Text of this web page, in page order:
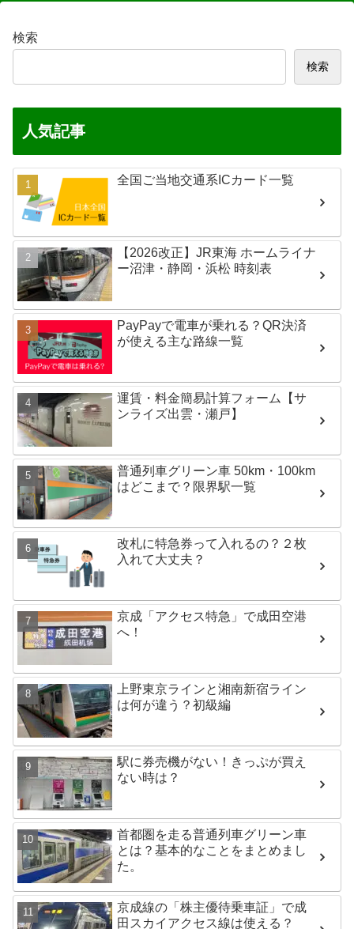
検索
検索
人気記事
全国ご当地交通系ICカード一覧
【2026改正】JR東海 ホームライナ
ー沼津・静岡・浜松 時刻表
PayPayで電車が乗れる？QR決済
が使える主な路線一覧
運賃・料金簡易計算フォーム【サ
ンライズ出雲・瀬戸】
普通列車グリーン車 50km・100km
はどこまで？限界駅一覧
改札に特急券って入れるの？２枚
入れて大丈夫？
京成「アクセス特急」で成田空港
へ！
上野東京ラインと湘南新宿ライン
は何が違う？初級編
駅に券売機がない！きっぷが買え
ない時は？
首都圏を走る普通列車グリーン車
とは？基本的なことをまとめまし
た。
京成線の「株主優待乗車証」で成
田スカイアクセス線は使える？